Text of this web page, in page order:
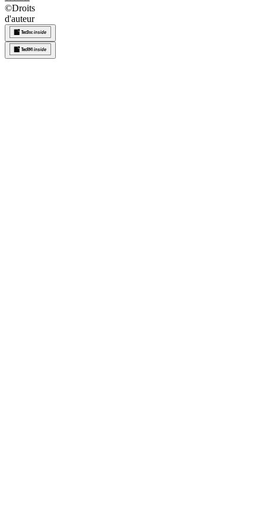
©Droits
d'auteur